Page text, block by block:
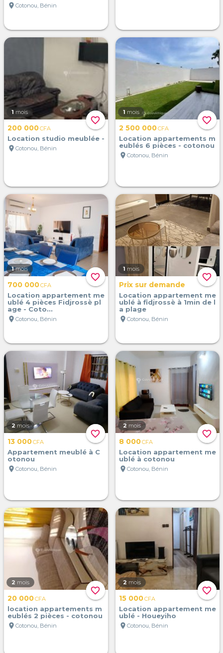
location_on Cotonou, Bénin
favorite_border
1 mois
200 000CFA
Location studio meublée -
location_on Cotonou, Bénin
favorite_border
1 mois
2 500 000CFA
Location appartements m
eublés 6 pièces - cotonou
location_on Cotonou, Bénin
favorite_border
1 mois
700 000CFA
Location appartement me
ublé 4 pièces Fidjrossè pl
age - Coto...
location_on Cotonou, Bénin
favorite_border
1 mois
Prix sur demande
Location appartement me
ublé à fidjrossè à 1min de l
a plage
location_on Cotonou, Bénin
favorite_border
2 mois
13 000CFA
Appartement meublé à C
otonou
location_on Cotonou, Bénin
favorite_border
2 mois
8 000CFA
Location appartement me
ublé à cotonou
location_on Cotonou, Bénin
favorite_border
2 mois
20 000CFA
location appartements m
eublés 2 pièces - cotonou
location_on Cotonou, Bénin
favorite_border
2 mois
15 000CFA
Location appartement me
ublé - Houeyiho
location_on Cotonou, Bénin